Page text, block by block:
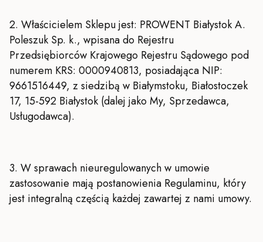
2. Właścicielem Sklepu jest: PROWENT Białystok A.
Poleszuk Sp. k., wpisana do Rejestru
Przedsiębiorców Krajowego Rejestru Sądowego pod
numerem KRS: 0000940813, posiadająca NIP:
9661516449, z siedzibą w Białymstoku, Białostoczek
17, 15-592 Białystok (dalej jako My, Sprzedawca,
Usługodawca).
3. W sprawach nieuregulowanych w umowie
zastosowanie mają postanowienia Regulaminu, który
jest integralną częścią każdej zawartej z nami umowy.